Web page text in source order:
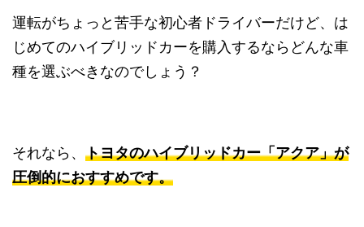
運転がちょっと苦手な初心者ドライバーだけど、は
じめてのハイブリッドカーを購入するならどんな車
種を選ぶべきなのでしょう？
それなら、 トヨタのハイブリッドカー「アクア」が
圧倒的におすすめです。